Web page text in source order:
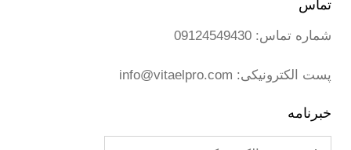
تماس
شماره تماس: 09124549430
پست الکترونیکی: info@vitaelpro.com
خبرنامه